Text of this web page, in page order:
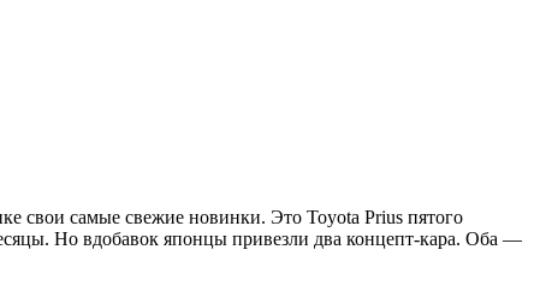
свои самые свежие новинки. Это Toyota Prius пятого
Но вдобавок японцы привезли два концепт-кара. Оба —